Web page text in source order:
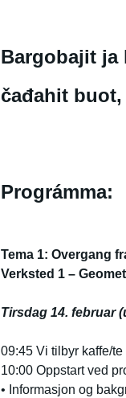
Bargobajit ja
čađahit
Prográmma:
Tema 1: Overgang
Verksted 1 –
Tirsdag 14. februar
09:45 Vi tilbyr kaffe/
10:00 Oppstart ved
• Informasjon og